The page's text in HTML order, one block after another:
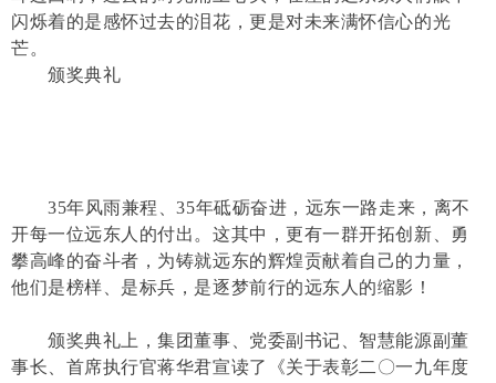
闪烁着的是感怀过去的泪花，更是对未来满怀信心的光
芒。
颁奖典礼
35年风雨兼程、35年砥砺奋进，远东一路走来，离不
开每一位远东人的付出。这其中，更有一群开拓创新、勇
攀高峰的奋斗者，为铸就远东的辉煌贡献着自己的力量，
他们是榜样、是标兵，是逐梦前行的远东人的缩影！
颁奖典礼上，集团董事、党委副书记、智慧能源副董
事长、首席执行官蒋华君宣读了《关于表彰二〇一九年度